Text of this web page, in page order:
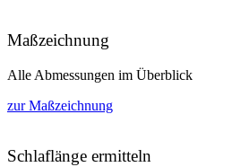
Maßzeichnung
Alle Abmessungen im Überblick
zur Maßzeichnung
Schlaflänge ermitteln